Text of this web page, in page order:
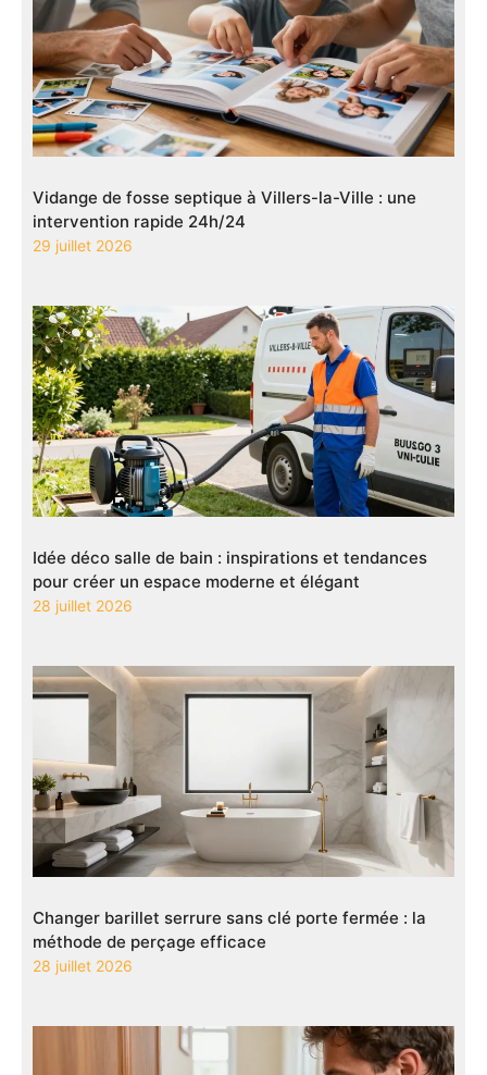
Vidange de fosse septique à Villers-la-Ville : une
intervention rapide 24h/24
29 juillet 2026
Idée déco salle de bain : inspirations et tendances
pour créer un espace moderne et élégant
28 juillet 2026
Changer barillet serrure sans clé porte fermée : la
méthode de perçage efficace
28 juillet 2026